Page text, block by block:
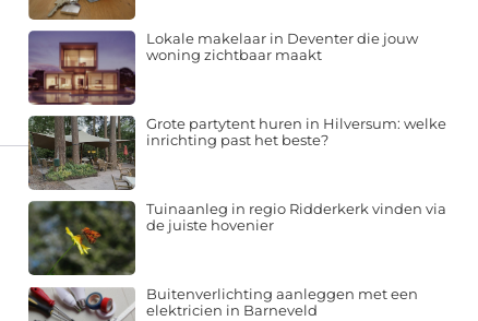
Lokale makelaar in Deventer die jouw
woning zichtbaar maakt
Grote partytent huren in Hilversum: welke
inrichting past het beste?
Tuinaanleg in regio Ridderkerk vinden via
de juiste hovenier
Buitenverlichting aanleggen met een
elektricien in Barneveld